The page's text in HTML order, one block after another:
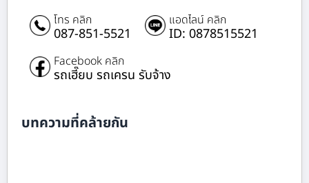
โทร คลิก
087-851-5521
แอดไลน์ คลิก
ID: 0878515521
Facebook คลิก
รถเฮี๊ยบ รถเครน รับจ้าง
บทความที่คล้ายกัน